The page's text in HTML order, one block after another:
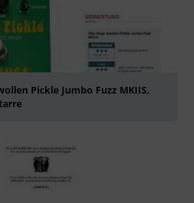
Pickle Jumbo Fuzz MKIIS,